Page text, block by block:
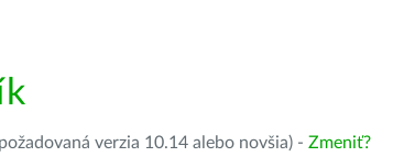
verzia 10.14 alebo novšia) - Zmeniť?